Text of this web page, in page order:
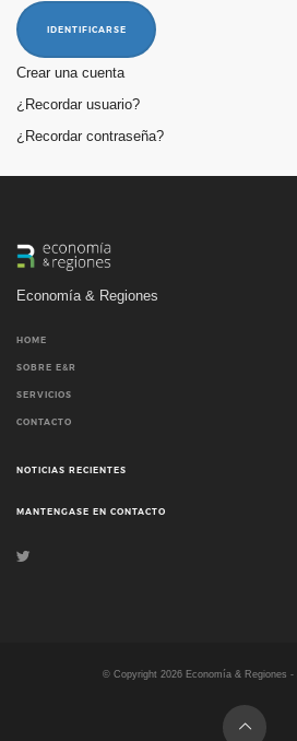
IDENTIFICARSE
Crear una cuenta
¿Recordar usuario?
¿Recordar contraseña?
Economía & Regiones
HOME
SOBRE E&R
SERVICIOS
CONTACTO
NOTICIAS RECIENTES
MANTENGASE EN CONTACTO
© Copyright 2026Economía & Regiones -